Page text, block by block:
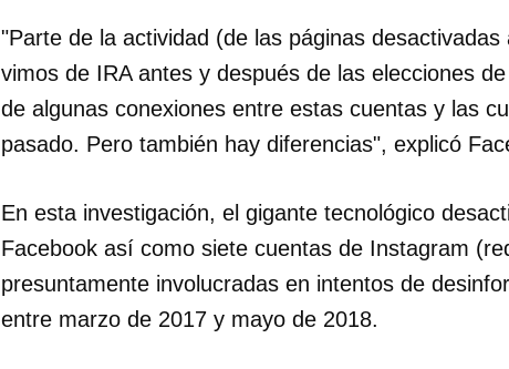
Guardar como favorito
Para poder guardar como favorito, primero
cuenta de 14ymedio.
"Parte de la actividad (de las páginas
vimos de IRA antes y después de las elecciones
de algunas conexiones entre estas cuentas y las
pasado. Pero también hay diferencias", explicó
En esta investigación, el gigante tecnológico
Facebook así como siete cuentas de Instagram
presuntamente involucradas en intentos de
entre marzo de 2017 y mayo de 2018.